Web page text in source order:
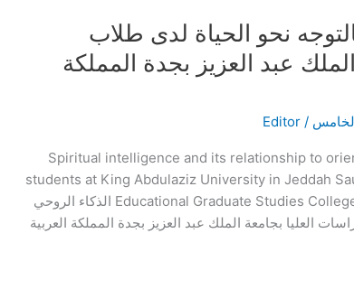
نحو الحياة لدى طلاب
عبد العزيز بجدة المملكة
/
Editor
Spiritual intelligence and its relationship to
students at King Abdulaziz University in Jeddah
Educational Graduate Studies College || King Abdulaziz University || KSA الذكاء الروحي
العليا بجامعة الملك عبد العزيز بجدة المملكة العربية